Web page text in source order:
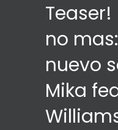
no
nuevo
Mika